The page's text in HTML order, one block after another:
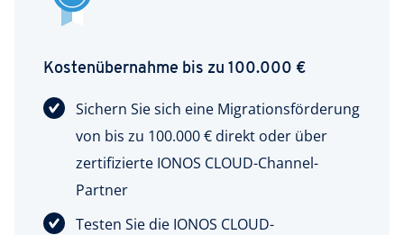
Kostenübernahme bis zu 100.000 €
Sichern Sie sich eine Migrationsförderung
von bis zu 100.000 € direkt oder über
zertifizierte IONOS CLOUD-Channel-
Partner
Testen Sie die IONOS CLOUD-